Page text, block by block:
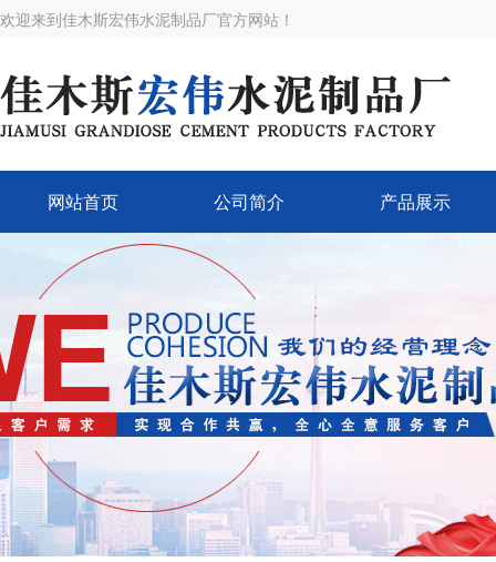
欢迎来到佳木斯宏伟水泥制品厂官方网站！
网站首页 公司简介 产品展示